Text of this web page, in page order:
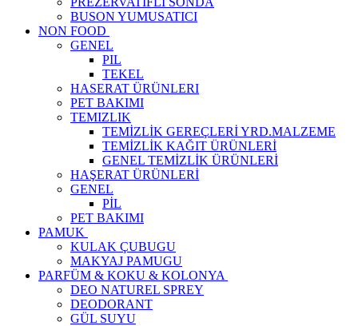
BUSON YUMUSATICI
NON FOOD
GENEL
PIL
TEKEL
HASERAT ÜRÜNLERI
PET BAKIMI
TEMIZLIK
TEMİZLİK GEREÇLERİ YRD.MALZEME
TEMİZLİK KAĞIT ÜRÜNLERİ
GENEL TEMİZLİK ÜRÜNLERİ
HAŞERAT ÜRÜNLERİ
GENEL
PİL
PET BAKIMI
PAMUK
KULAK ÇUBUGU
MAKYAJ PAMUGU
PARFÜM & KOKU & KOLONYA
DEO NATUREL SPREY
DEODORANT
GÜL SUYU